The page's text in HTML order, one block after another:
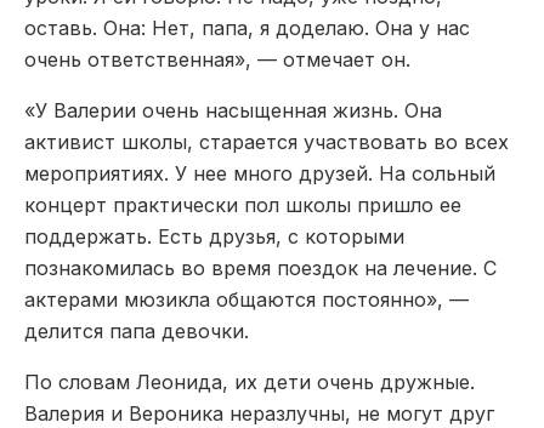
оставь. Она: Нет, папа, я доделаю. Она у нас
очень ответственная», — отмечает он.
«У Валерии очень насыщенная жизнь. Она
активист школы, старается участвовать во всех
мероприятиях. У нее много друзей. На сольный
концерт практически пол школы пришло ее
поддержать. Есть друзья, с которыми
познакомилась во время поездок на лечение. С
актерами мюзикла общаются постоянно», —
делится папа девочки.
По словам Леонида, их дети очень дружные.
Валерия и Вероника неразлучны, не могут друг